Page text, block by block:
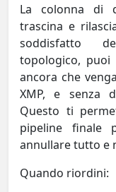
La colonna di
trascina e
soddisfatto
topologico,
ancora che
XMP, e senza
Questo ti
pipeline finale
annullare tutto e
Quando riordini: